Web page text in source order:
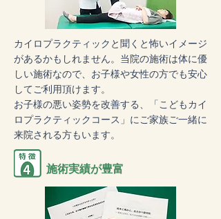
カイロプラクティックと聞くと怖いイメージ
があるかもしれません。当院の施術は体に優
しい施術なので、お子様や女性の方でも安心
してご利用頂けます。
お子様の悪い姿勢を改善する、「こどもカイ
ロプラクティックコース」にご家族ご一緒に
来院される方もいます。
施術実績が豊富